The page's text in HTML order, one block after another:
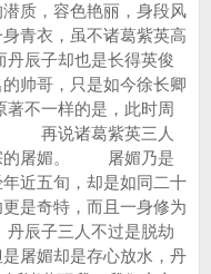
质，容色艳丽，身段风
青衣，虽不诸葛紫英高
辰子却也是长得英俊
帅哥，只是如今徐长卿
不一样的是，此时周
再说诸葛紫英三人
的屠媚。 屠媚乃是
近五旬，却是如同二十
是奇特，而且一身修为
辰子三人不过是脱劫
屠媚却是存心放水，丹